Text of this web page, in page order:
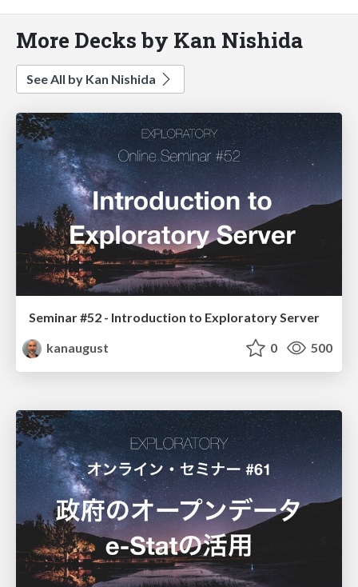
More Decks by Kan Nishida
See All by Kan Nishida
Seminar #52 - Introduction to Exploratory Server
kanaugust
0 500